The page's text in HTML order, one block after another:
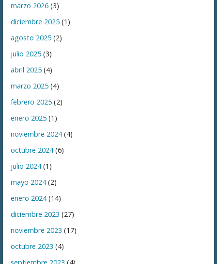
marzo 2026 (3)
diciembre 2025 (1)
agosto 2025 (2)
julio 2025 (3)
abril 2025 (4)
marzo 2025 (4)
febrero 2025 (2)
enero 2025 (1)
noviembre 2024(4)
octubre 2024(6)
julio 2024(1)
mayo 2024(2)
enero 2024(14)
diciembre 2023 (27)
noviembre 2023 (17)
octubre 2023 (4)